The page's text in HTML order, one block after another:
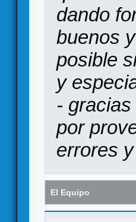
dando
buenos
posible
y
-
por
errores
El Equipo